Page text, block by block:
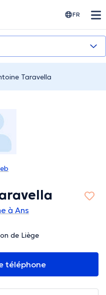
FR
Taravella
à Ans
de Liège
téléphone